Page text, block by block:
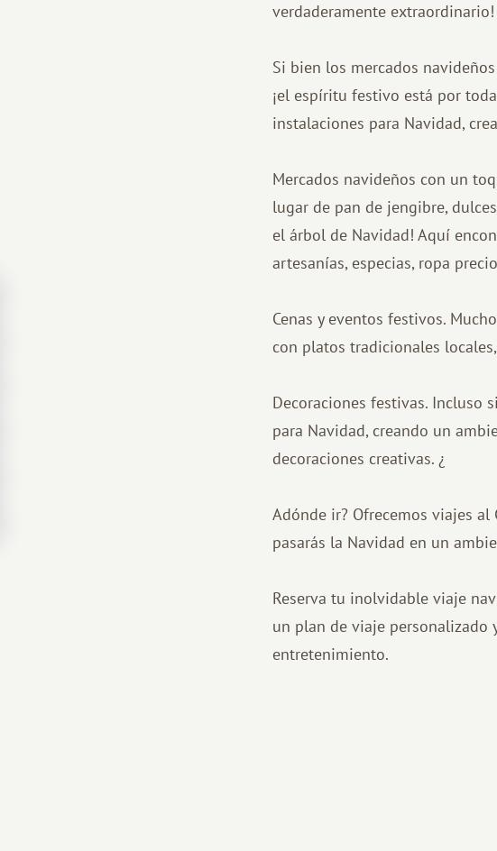
verdaderamente extraordinario!
Si bien los mercados
¡el espíritu festivo está por
instalaciones para Navidad,
Mercados navideños con un
lugar de pan de jengibre,
el árbol de Navidad! Aquí
artesanías, especias, ropa
Cenas y eventos festivos.
con platos tradicionales
Decoraciones festivas. Incluso
para Navidad, creando un
decoraciones creativas. ¿
Adónde ir? Ofrecemos viajes
pasarás la Navidad en un
Reserva tu inolvidable viaje
un plan de viaje personalizado
entretenimiento.